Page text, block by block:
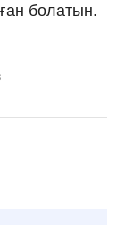
болатын.